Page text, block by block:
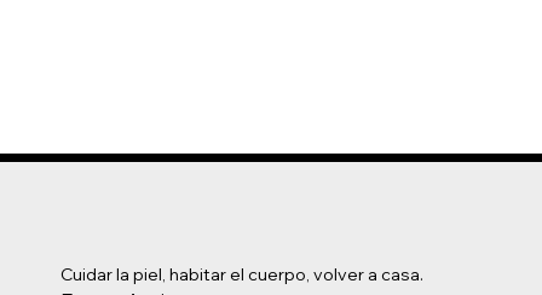
Cuidar la piel, habitar el cuerpo, volver a casa.